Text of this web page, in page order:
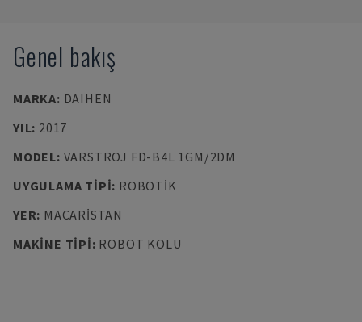
Genel bakış
MARKA: DAIHEN
YIL: 2017
MODEL: VARSTROJ FD-B4L 1GM/2DM
UYGULAMA TIPI: ROBOTIK
YER: MACARISTAN
MAKINE TIPI: ROBOT KOLU